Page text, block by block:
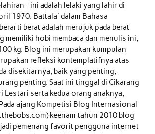
ini adalah lelaki yang lahir di
1970. Battala' dalam Bahasa
berat adalah merujuk pada berat
memiliki hobi membaca dan menulis ini,
kg. Blog ini merupakan kumpulan
refleksi kontemplatifnya atas
disekitarnya, baik yang penting,
penting. Saat ini tinggal di Cikarang
Lestari serta kedua orang anaknya,
ajang Kompetisi Blog Internasional
keenam tahun 2010 blog
pemenang favorit pengguna internet